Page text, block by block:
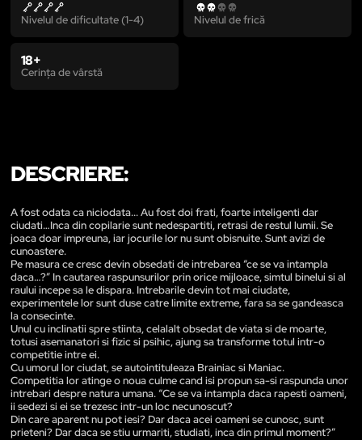
Nivelul de dificultate (1-4) Nivelul de frică
18+
Cerința de vârstă
DESCRIERE:
A fost odata ca niciodata... Au fost doi frati, foarte inteligenti dar
ciudati…Inca din copilarie sunt nedespartiti, retrasi de restul lumii. Se
joaca doar impreuna, iar jocurile lor nu sunt obisnuite. Sunt avizi de
cunoastere.
Pe masura ce cresc devin obsedati de intrebarea “ce se va intampla
daca…?” In cautarea raspunsurilor prin orice mijloace, simtul binelui si al
raului incepe sa le dispara. Intrebarile devin tot mai ciudate,
experimentele lor sunt duse catre limite extreme, fara sa se gandeasca
la consecinte.
Unul cu inclinatii spre stiinta, celalalt obsedat de viata si de moarte,
totusi asemanatori si fizic si psihic, ajung sa transforme totul intr-o
competitie intre ei.
Cu umorul lor ciudat, se autointituleaza Brainiac si Maniac.
Competitia lor atinge o noua culme cand isi propun sa-si raspunda unor
intrebari despre natura umana. “Ce se va intampla daca rapesti oameni,
ii sedezi si ei se trezesc intr-un loc necunoscut?
Din care aparent nu pot iesi? Dar daca acei oameni se cunosc, sunt
prieteni? Dar daca se stiu urmariti, studiati, inca din primul moment?”